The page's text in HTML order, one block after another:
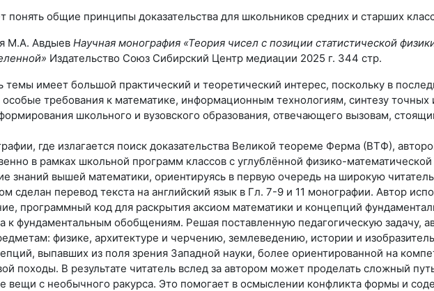
понять общие принципы доказательства для школьников средних и старших
М.А. Авдыев Научная монография «Теория чисел с позиции статистической
Издательство Союз Сибирский Центр медиации 2025 г. 344 стр.
темы имеет большой практический и теоретический интерес, поскольку в
требования к математике, информационным технологиям, синтезу точных
школьного и вузовского образования, отвечающего вызовам,
где излагается поиск доказательства Великой теореме Ферма (ВТФ),
в рамках школьной программ классов с углублённой физико-математической
знаний вышей математики, ориентируясь в первую очередь на широкую
сделан перевод текста на английский язык в Гл. 7-9 и 11 монографии. Автор
программный код для раскрытия аксиом математики и концепций
к фундаментальным обобщениям. Решая поставленную педагогическую задачу,
физике, архитектуре и черчению, землеведению, истории и
выпавших из поля зрения Западной науки, более ориентированной на
походы. В результате читатель вслед за автором может проделать сложный
вещи с необычного ракурса. Это помогает в осмыслении конфликта формы и